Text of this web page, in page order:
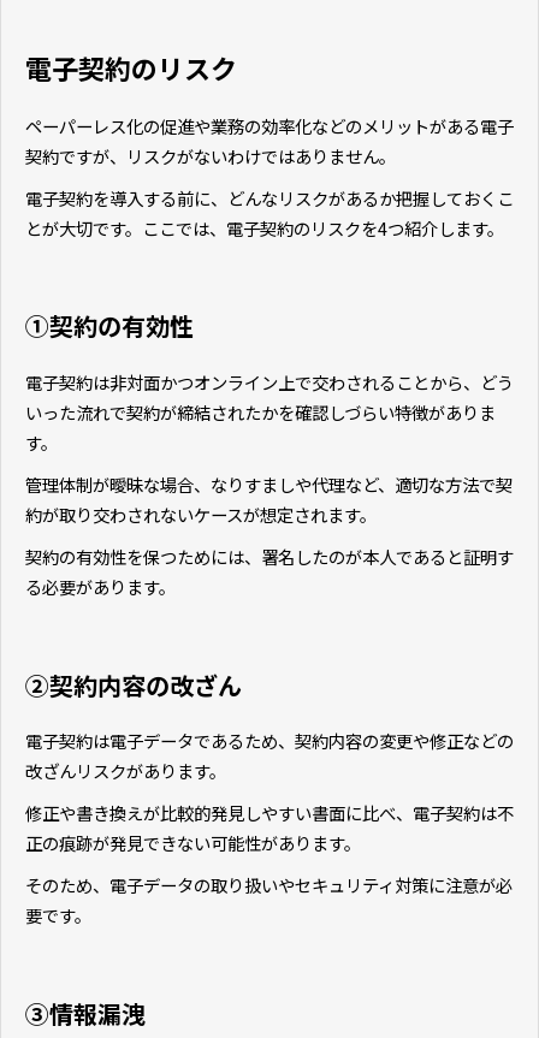
電子契約のリスク
ペーパーレス化の促進や業務の効率化などのメリットがある電子
契約ですが、リスクがないわけではありません。
電子契約を導入する前に、どんなリスクがあるか把握しておくこ
とが大切です。ここでは、電子契約のリスクを4つ紹介します。
①契約の有効性
電子契約は非対面かつオンライン上で交わされることから、どう
いった流れで契約が締結されたかを確認しづらい特徴がありま
す。
管理体制が曖昧な場合、なりすましや代理など、適切な方法で契
約が取り交わされないケースが想定されます。
契約の有効性を保つためには、署名したのが本人であると証明す
る必要があります。
②契約内容の改ざん
電子契約は電子データであるため、契約内容の変更や修正などの
改ざんリスクがあります。
修正や書き換えが比較的発見しやすい書面に比べ、電子契約は不
正の痕跡が発見できない可能性があります。
そのため、電子データの取り扱いやセキュリティ対策に注意が必
要です。
③情報漏洩